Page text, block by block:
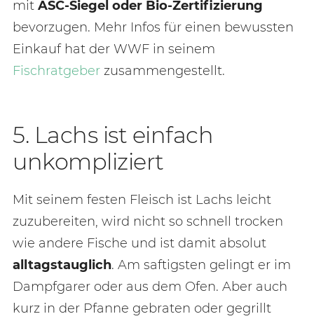
mit ASC-Siegel oder Bio-Zertifizierung
bevorzugen. Mehr Infos für einen bewussten
Einkauf hat der WWF in seinem
Fischratgeber zusammengestellt.
5. Lachs ist einfach
unkompliziert
Mit seinem festen Fleisch ist Lachs leicht
zuzubereiten, wird nicht so schnell trocken
wie andere Fische und ist damit absolut
alltagstauglich. Am saftigsten gelingt er im
Dampfgarer oder aus dem Ofen. Aber auch
kurz in der Pfanne gebraten oder gegrillt